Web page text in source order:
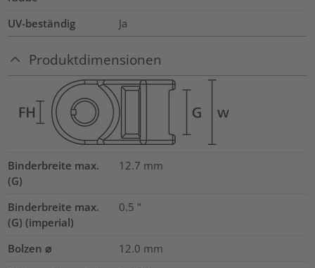
UV-beständig Ja
Produktdimensionen
Binderbreite max.
(G)
12.7 mm
Binderbreite max.
(G) (imperial)
0.5 "
Bolzen ⌀
12.0 mm